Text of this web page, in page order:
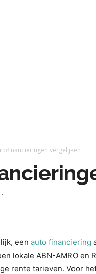
vergelijken
-
een auto financiering
lokale ABN-AMRO en
rente tarieven. Voor